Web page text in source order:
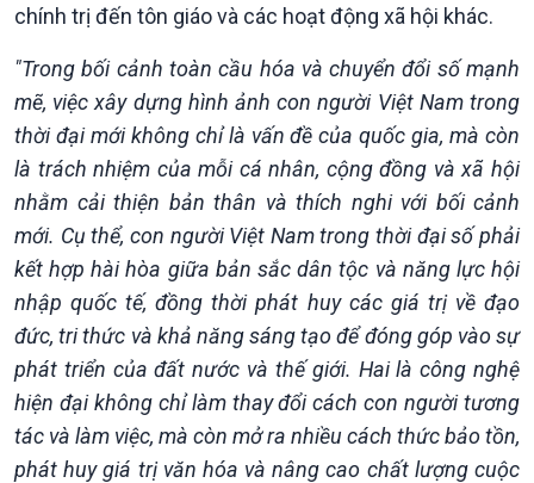
Tài nguyên và Môi trường
Xã hội chuyển động
Bước chân đến trường
khí hậu
chính trị đến tôn giáo và các hoạt động xã hội khác.
"Trong bối cảnh toàn cầu hóa và chuyển đổi số mạnh
mẽ, việc xây dựng hình ảnh con người Việt Nam trong
thời đại mới không chỉ là vấn đề của quốc gia, mà còn
là trách nhiệm của mỗi cá nhân, cộng đồng và xã hội
nhằm cải thiện bản thân và thích nghi với bối cảnh
mới. Cụ thể, con người Việt Nam trong thời đại số phải
kết hợp hài hòa giữa bản sắc dân tộc và năng lực hội
nhập quốc tế, đồng thời phát huy các giá trị về đạo
đức, tri thức và khả năng sáng tạo để đóng góp vào sự
phát triển của đất nước và thế giới. Hai là công nghệ
hiện đại không chỉ làm thay đổi cách con người tương
tác và làm việc, mà còn mở ra nhiều cách thức bảo tồn,
phát huy giá trị văn hóa và nâng cao chất lượng cuộc